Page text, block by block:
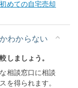
めての自宅売却
わからない
しましょう。
相談窓口に相談
を得られます。